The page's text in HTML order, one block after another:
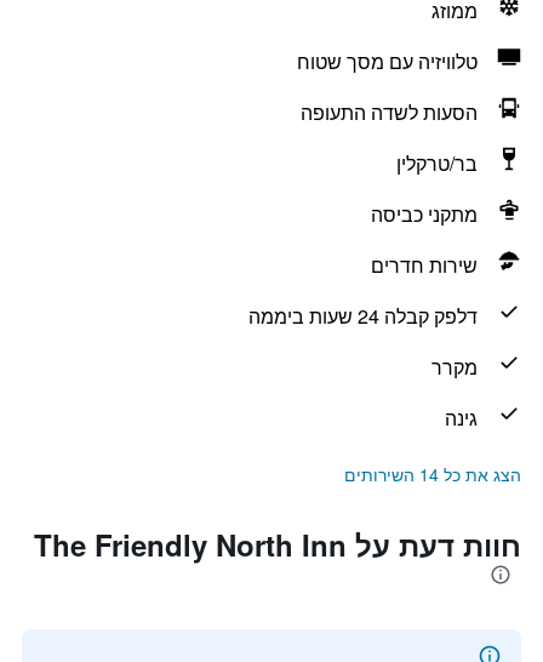
ממוזג
טלוויזיה עם מסך שטוח
הסעות לשדה התעופה
בר/טרקלין
מתקני כביסה
שירות חדרים
דלפק קבלה 24 שעות ביממה
מקרר
גינה
הצג את כל 14 השירותים
חוות דעת על The Friendly North Inn